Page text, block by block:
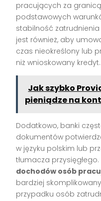
pracujących za granicą
podstawowych
stabilność
jest również, aby
czas nieokreślony lub
niż wnioskowany kredyt.
Jak szybko
pieniądze na
Dodatkowo, banki
dokumentów
w języku polskim lub
tłumacza przysięgłego.
dochodów osób
bardziej
przypadku osób